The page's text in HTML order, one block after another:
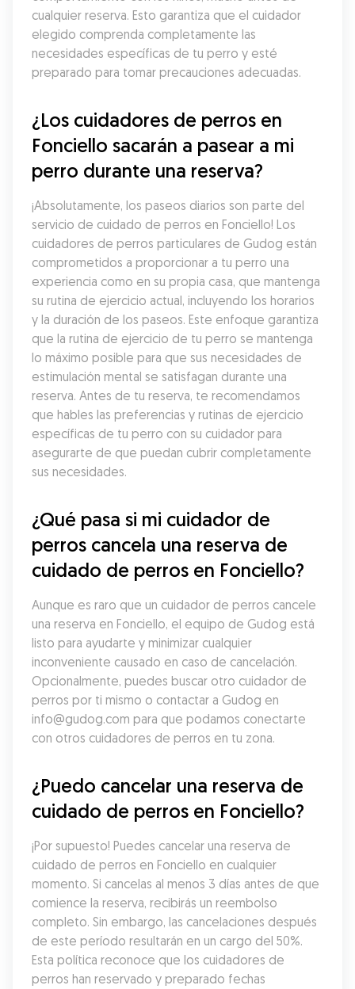
cualquier reserva. Esto garantiza que el cuidador
elegido comprenda completamente las
necesidades específicas de tu perro y esté
preparado para tomar precauciones adecuadas.
¿Los cuidadores de perros en
Fonciello sacarán a pasear a mi
perro durante una reserva?
¡Absolutamente, los paseos diarios son parte del
servicio de cuidado de perros en Fonciello! Los
cuidadores de perros particulares de Gudog están
comprometidos a proporcionar a tu perro una
experiencia como en su propia casa, que mantenga
su rutina de ejercicio actual, incluyendo los horarios
y la duración de los paseos. Este enfoque garantiza
que la rutina de ejercicio de tu perro se mantenga
lo máximo posible para que sus necesidades de
estimulación mental se satisfagan durante una
reserva. Antes de tu reserva, te recomendamos
que hables las preferencias y rutinas de ejercicio
específicas de tu perro con su cuidador para
asegurarte de que puedan cubrir completamente
sus necesidades.
¿Qué pasa si mi cuidador de
perros cancela una reserva de
cuidado de perros en Fonciello?
Aunque es raro que un cuidador de perros cancele
una reserva en Fonciello, el equipo de Gudog está
listo para ayudarte y minimizar cualquier
inconveniente causado en caso de cancelación.
Opcionalmente, puedes buscar otro cuidador de
perros por ti mismo o contactar a Gudog en
info@gudog.com para que podamos conectarte
con otros cuidadores de perros en tu zona.
¿Puedo cancelar una reserva de
cuidado de perros en Fonciello?
¡Por supuesto! Puedes cancelar una reserva de
cuidado de perros en Fonciello en cualquier
momento. Si cancelas al menos 3 días antes de que
comience la reserva, recibirás un reembolso
completo. Sin embargo, las cancelaciones después
de este período resultarán en un cargo del 50%.
Esta política reconoce que los cuidadores de
perros han reservado y preparado fechas